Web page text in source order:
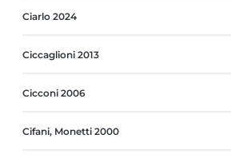
Ciarlo 2024
Ciccaglioni 2013
Cicconi 2006
Cifani, Monetti 2000